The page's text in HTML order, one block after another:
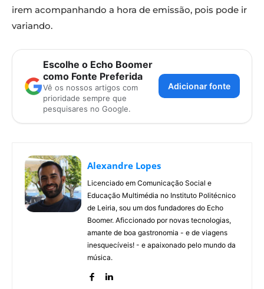
irem acompanhando a hora de emissão, pois pode ir
variando.
Escolhe o Echo Boomer
como Fonte Preferida
Vê os nossos artigos com
prioridade sempre que
pesquisares no Google.
Adicionar fonte
Alexandre Lopes
Licenciado em Comunicação Social e
Educação Multimédia no Instituto Politécnico
de Leiria, sou um dos fundadores do Echo
Boomer. Aficcionado por novas tecnologias,
amante de boa gastronomia - e de viagens
inesquecíveis! - e apaixonado pelo mundo da
música.